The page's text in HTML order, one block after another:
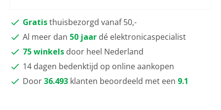
Gratisthuisbezorgd vanaf 50,-
Al meer dan 50 jaar dé elektronicaspecialist
75 winkels door heel Nederland
14 dagen bedenktijd op online aankopen
Door36.493 klanten beoordeeld met een 9.1